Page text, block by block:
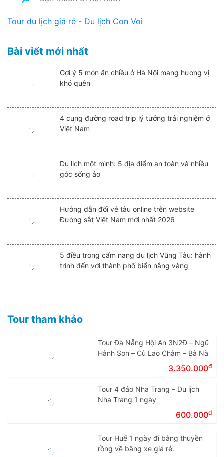
Tour du lịch giá rẻ - Du lịch Con Voi
Bài viết mới nhất
Gợi ý 5 món ăn chiều ở Hà Nội mang hương vị
khó quên
4 cung đường road trip lý tưởng trải nghiệm ở
Việt Nam
Du lịch một mình: 5 địa điểm an toàn và nhiều
góc sống ảo
Hướng dẫn đổi vé tàu online trên website
Đường sắt Việt Nam mới nhất 2026
5 điều trong cẩm nang du lịch Vũng Tàu: hành
trình đến với thành phố biển nắng vàng
Tour tham khảo
Tour Đà Nẵng Hội An 3N2Đ – Ngũ
Hành Sơn – Cù Lao Chàm – Bà Nà
3.350.000đ
Tour 4 đảo Nha Trang – Du lịch
Nha Trang 1 ngày
600.000đ
Tour Huế 1 ngày đi bằng thuyền
rồng về bằng xe giá rẻ.